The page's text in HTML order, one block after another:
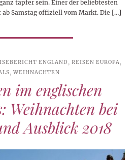
tapfer sein. Einer der beliebtesten
ab Samstag offiziell vom Markt. Die […]
ENGLAND,REISEN EUROPA,
, WEIHNACHTEN
im englischen
Weihnachten bei
Ausblick 2018